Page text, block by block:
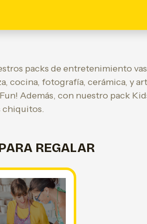
packs de entretenimiento
cocina, fotografía, cerámica, y
Además, con nuestro pack
chiquitos.
REGALAR